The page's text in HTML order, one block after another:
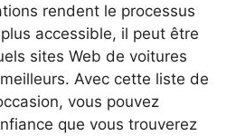
rendent le processus
accessible, il peut être
sites Web de voitures
Avec cette liste de
vous pouvez
que vous trouverez